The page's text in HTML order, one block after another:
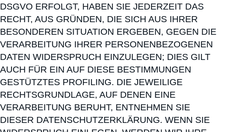
DSGVO ERFOLGT, HABEN SIE JEDERZEIT DAS
RECHT, AUS GRÜNDEN, DIE SICH AUS IHRER
BESONDEREN SITUATION ERGEBEN, GEGEN DIE
VERARBEITUNG IHRER PERSONENBEZOGENEN
DATEN WIDERSPRUCH EINZULEGEN; DIES GILT
AUCH FÜR EIN AUF DIESE BESTIMMUNGEN
GESTÜTZTES PROFILING. DIE JEWEILIGE
RECHTSGRUNDLAGE, AUF DENEN EINE
VERARBEITUNG BERUHT, ENTNEHMEN SIE
DIESER DATENSCHUTZERKLÄRUNG. WENN SIE